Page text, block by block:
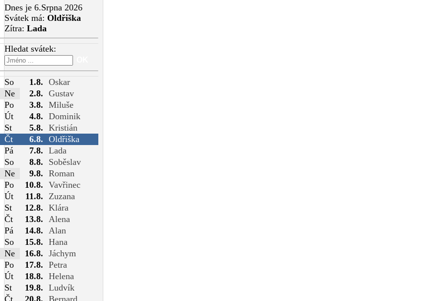
Dnes je 6.Srpna 2026
Svátek má: Oldřiška
Zítra: Lada
Hledat svátek:
So 1.8. Oskar
Ne
2.8. Gustav
Po
3.8. Miluše
Út
4.8. Dominik
St
5.8. Kristián
Čt
6.8. Oldřiška
Pá
7.8. Lada
So
8.8.
Soběslav
Ne
9.8. Roman
Po
10.8. Vavřinec
Út
11.8.
Zuzana
St
12.8. Klára
Čt
13.8.
Alena
Pá
14.8.
Alan
So
15.8. Hana
Ne
16.8. Jáchym
Po
17.8. Petra
Út
18.8. Helena
St
19.8. Ludvík
Čt
20.8. Bernard